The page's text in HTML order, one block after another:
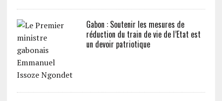
Gabon : Soutenir les mesures de
réduction du train de vie de l’Etat est
un devoir patriotique